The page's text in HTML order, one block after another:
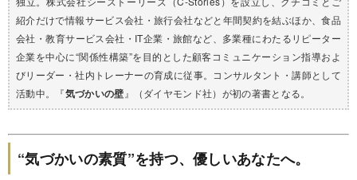
紹介だけで情報サービス会社・旅行会社などと年間契約を結ぶほか、食品
会社・教育サービス会社・IT企業・旅館など、多業種にわたるリピーター
企業を中心に“関係性構築”を目的とした顧客コミュニケーション指導およ
びリーダー・社内トレーナーの育成に従事。コンサルタント・講師として
活動中。『気づかいの壁』（ダイヤモンド社）が初の著書となる。
“気づかいの素質”を持つ、優しいあなたへ。